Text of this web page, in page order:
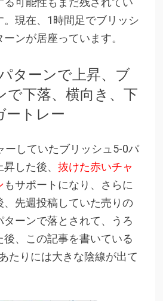
。現在、1時間足でブリッシ
ンが居座っています。
パターンで上昇、ブ
で下落、横向き、下
ートレー
ーしていたブリッシュ5-0パ
した後、 抜けた赤いチャ
もサポートになり、さらに
、先週投稿していた売りの
ターンで落とされて、うろ
後、この記事を書いている
たりには大きな陰線が出て